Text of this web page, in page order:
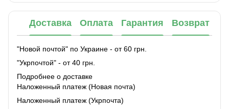
Доставка Оплата Гарантия Возврат
"Новой почтой" по Украине - от 60 грн.
"Укрпочтой" - от 40 грн.
Подробнее о доставке
Наложенный платеж (Новая почта)
Наложенный платеж (Укрпочта)